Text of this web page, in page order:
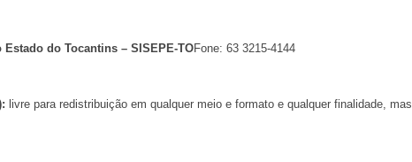
do Tocantins – SISEPE-TOFone: 63 3215-4144
livre para redistribuição em qualquer meio e formato e qualquer finalidade, mas